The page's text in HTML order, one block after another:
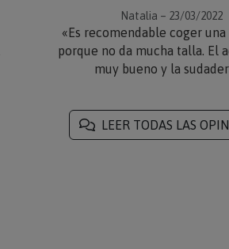
Natalia – 23/03/2022
«Es recomendable coger
porque no da mucha talla. El
muy bueno y la
LEER TODAS LAS